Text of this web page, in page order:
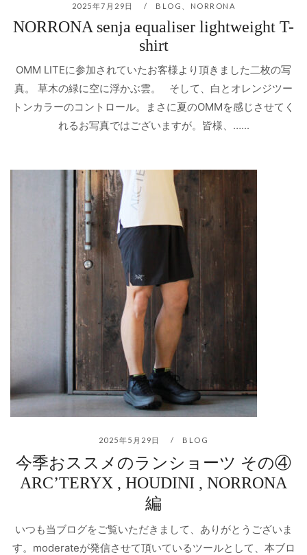
2025年7月29日 BLOG NORRONA
NORRONA senja equaliser lightweight T-
shirt
OMM LITEに参加されていたお客様より頂きました二枚の写
真。 草木の緑に空に浮かぶ雲。 そして、白とオレンジツー
トンカラーのコントロール。まさに夏のOMMを感じさせてく
れるお写真ではございますが。皆様、…...
2025年5月29日 BLOG
今季おススメのランショーツ その④
ARC’TERYX , HOUDINI , NORRONA
編
いつも当ブログをご覧いただきまして、ありがとうございま
す。moderateが発信させて頂いているツールとして、本ブロ